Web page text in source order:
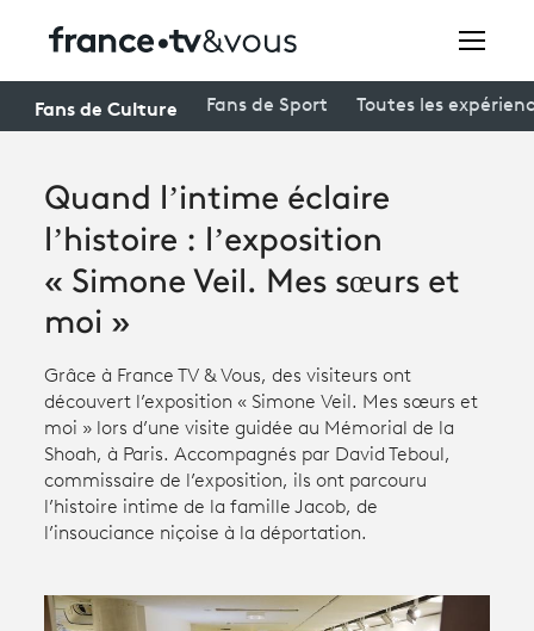
Avantages fidélité
Festivals
Creators
À la une
À votre écoute
Productions et innovation
Programme tv
Fans de Culture Fans de Sport Toutes les
Quand l’intime éclaire
l’histoire : l’exposition
« Simone Veil. Mes sœurs et
moi »
Grâce à France TV & Vous, des visiteurs ont
découvert l’exposition « Simone Veil. Mes sœurs et
moi » lors d’une visite guidée au Mémorial de la
Shoah, à Paris. Accompagnés par David Teboul,
commissaire de l’exposition, ils ont parcouru
l’histoire intime de la famille Jacob, de
l’insouciance niçoise à la déportation.